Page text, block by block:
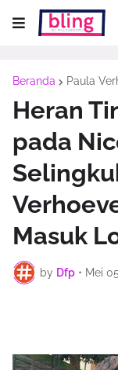
Beranda Paula
Heran
pada
Masuk
by Dfp • Mei